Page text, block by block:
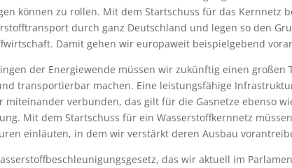
können zu rollen. Mit dem Startschuss für das Kernnetz
durch ganz Deutschland und legen so den
Damit gehen wir europaweit beispielgebend
der Energiewende müssen wir zukünftig einen großen
transportierbar machen. Eine leistungsfähige
miteinander verbunden, das gilt für die Gasnetze ebenso
Mit dem Startschuss für ein Wasserstoffkernnetz
einläuten, in dem wir verstärkt deren Ausbau
das wir aktuell im